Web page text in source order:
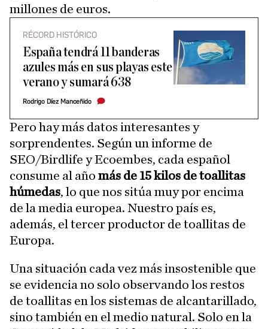
millones de euros.
RÉCORD HISTÓRICO
España tendrá 11 banderas
azules más en sus playas este
verano y sumará 638
Rodrigo Díez Manceñido
Pero hay más datos interesantes y
sorprendentes. Según un informe de
SEO/Birdlife y Ecoembes, cada español
consume al año más de 15 kilos de toallitas
húmedas, lo que nos sitúa muy por encima
de la media europea. Nuestro país es,
además, el tercer productor de toallitas de
Europa.
Una situación cada vez más insostenible que
se evidencia no solo observando los restos
de toallitas en los sistemas de alcantarillado,
sino también en el medio natural. Solo en la